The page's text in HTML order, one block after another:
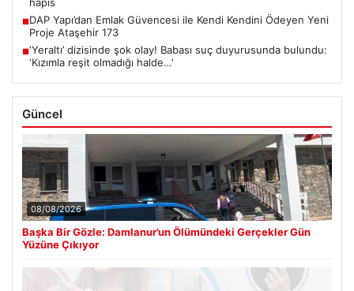
■DAP Yapı’dan Emlak Güvencesi ile Kendi Kendini Ödeyen Yeni
Proje Ataşehir 173
■‘Yeraltı’ dizisinde şok olay! Babası suç duyurusunda bulundu:
‘Kızımla reşit olmadığı halde…’
Güncel
08/08/2026
Başka Bir Gözle: Damlanur’un Ölümündeki Gerçekler Gün
Yüzüne Çıkıyor